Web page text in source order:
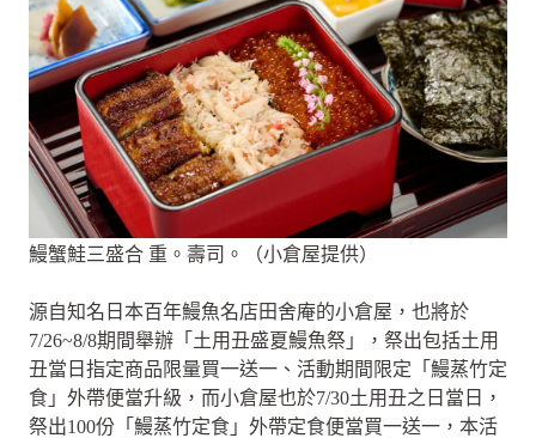
鰻蟹鮭三盛合 重。壽司。（小倉屋提供）
源自知名日本百年鰻魚名店田舍庵的小倉屋，也將於
7/26~8/8期間舉辦「土用丑盛夏鰻魚祭」，祭出包括土用
丑當日指定商品限量買一送一、活動期間限定「鰻蒸竹定
食」外帶便當升級，而小倉屋也於7/30土用丑之日當日，
祭出100份「鰻蒸竹定食」外帶定食便當買一送一，本活